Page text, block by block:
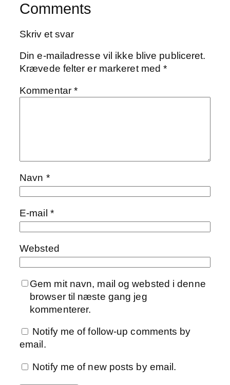
Comments
Skriv et svar
Din e-mailadresse vil ikke blive publiceret.
Krævede felter er markeret med*
Kommentar *
Navn *
E-mail *
Websted
Gem mit navn, mail og websted i denne
browser til næste gang jeg
kommenterer.
Notify me of follow-up comments by
email.
Notify me of new posts by email.